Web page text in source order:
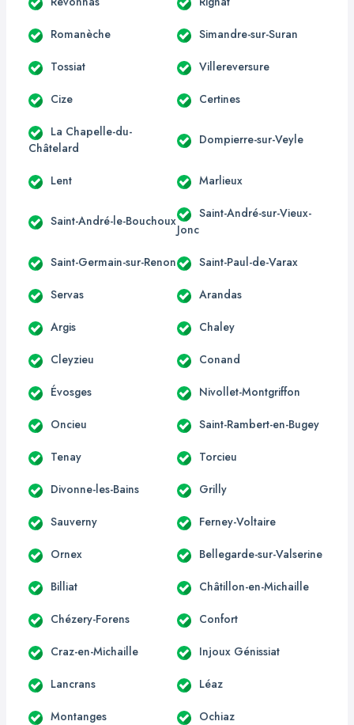
Romanèche Simandre-sur-Suran
Tossiat Villereversure
Cize Certines
La Chapelle-du-
Châtelard
Dompierre-sur-Veyle
Lent Marlieux
Saint-André-le-Bouchoux
Saint-André-sur-Vieux-
Jonc
Saint-Germain-sur-Renon Saint-Paul-de-Varax
Servas Arandas
Argis Chaley
Cleyzieu Conand
Évosges Nivollet-Montgriffon
Oncieu Saint-Rambert-en-Bugey
Tenay Torcieu
Divonne-les-Bains Grilly
Sauverny Ferney-Voltaire
Ornex Bellegarde-sur-Valserine
Billiat Châtillon-en-Michaille
Chézery-Forens Confort
Craz-en-Michaille Injoux Génissiat
Lancrans Léaz
Montanges Ochiaz